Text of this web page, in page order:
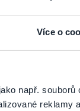
Více o
např. souborů
reklamy
že
Poukazov
. Poukazy
je uvedené
EÚ
, iba výrobky
informácie a